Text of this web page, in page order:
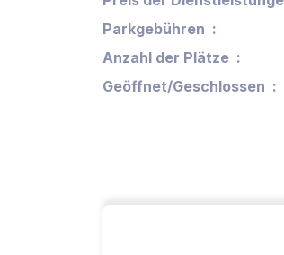
Parkgebühren
Anzahl der Plätze
Geöffnet/Geschlossen